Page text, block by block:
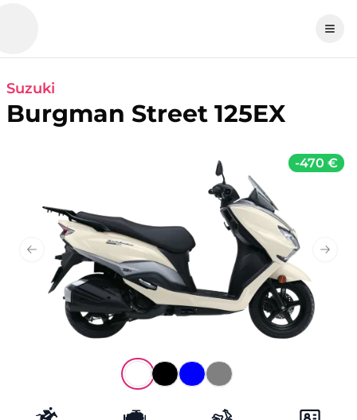
Suzuki
Burgman Street 125EX
Previous slide Next
-470 €